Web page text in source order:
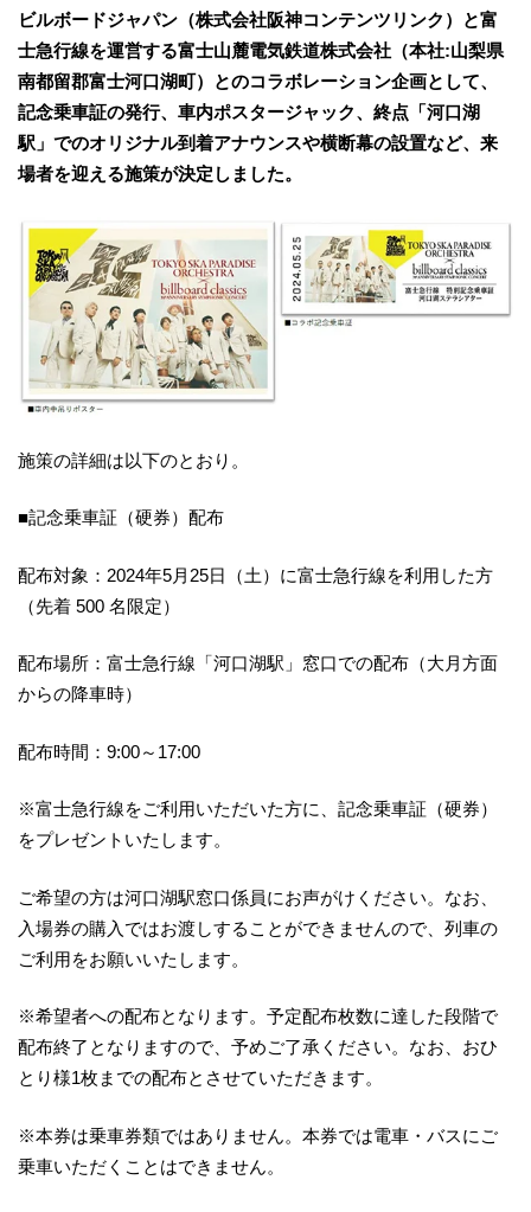
ビルボードジャパン（株式会社阪神コンテンツリンク）と富
士急行線を運営する富士山麓電気鉄道株式会社（本社:山梨県
南都留郡富士河口湖町）とのコラボレーション企画として、
記念乗車証の発行、車内ポスタージャック、終点「河口湖
駅」でのオリジナル到着アナウンスや横断幕の設置など、来
場者を迎える施策が決定しました。
施策の詳細は以下のとおり。
■記念乗車証（硬券）配布
配布対象：2024年5月25日（土）に富士急行線を利用した方
（先着 500 名限定）
配布場所：富士急行線「河口湖駅」窓口での配布（大月方面
からの降車時）
配布時間：9:00～17:00
※富士急行線をご利用いただいた方に、記念乗車証（硬券）
をプレゼントいたします。
ご希望の方は河口湖駅窓口係員にお声がけください。なお、
入場券の購入ではお渡しすることができませんので、列車の
ご利用をお願いいたします。
※希望者への配布となります。予定配布枚数に達した段階で
配布終了となりますので、予めご了承ください。なお、おひ
とり様1枚までの配布とさせていただきます。
※本券は乗車券類ではありません。本券では電車・バスにご
乗車いただくことはできません。